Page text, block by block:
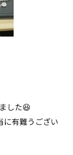
した😆
に有難うござい